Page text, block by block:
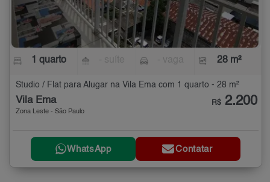
1 quarto 28 m²
Studio / Flat para Alugar na Vila Ema com 1 quarto - 28 m²
Vila Ema
Zona Leste - São Paulo
R$ 2.200
WhatsApp Contatar